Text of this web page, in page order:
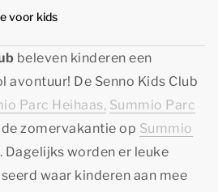
voor kids
beleven kinderen een
De Senno Kids Club
Parc Heihaas, Summio Parc
zomervakantie op Summio
. Dagelijks worden er leuke
waar kinderen aan mee